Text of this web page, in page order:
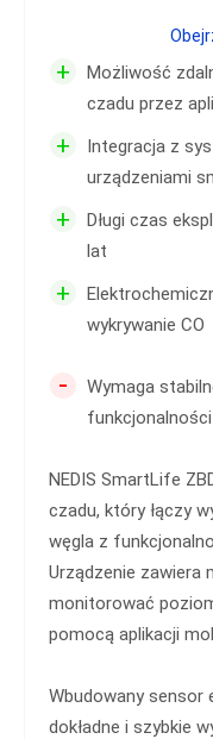
+
Możliwość
czadu przez
+
Integracja z
urządzeniami
+
Długi czas
lat
+
wykrywanie CO
-
Wymaga
funkcjonalności
NEDIS SmartLife
czadu, który łączy
węgla z
Urządzenie zawiera
monitorować
pomocą aplikacji
Wbudowany sensor
dokładne i szybkie